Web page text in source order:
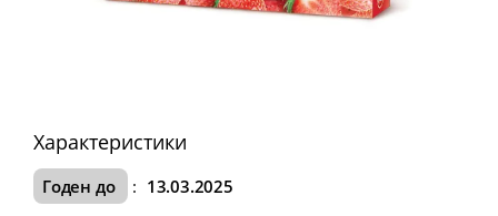
Характеристики
Годен до : 13.03.2025